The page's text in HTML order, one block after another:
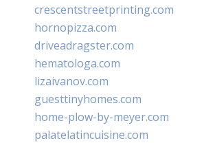
crescentstreetprinting.com
hornopizza.com
driveadragster.com
hematologa.com
lizaivanov.com
guesttinyhomes.com
home-plow-by-meyer.com
palatelatincuisine.com